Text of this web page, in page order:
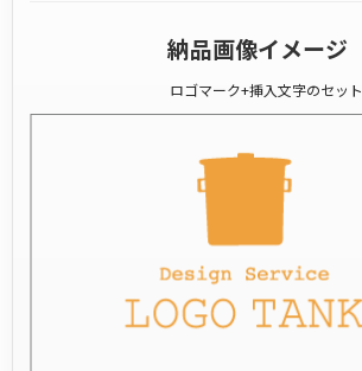
納品画像イメージ
ロゴマーク+挿入文字のセット